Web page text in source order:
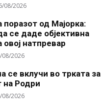
08/2026
поразот од Мајорка:
се даде објективна
овој натпревар
08/2026
се вклучи во трката за
на Родри
08/2026